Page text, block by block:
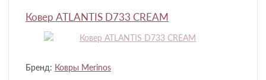
Ковер ATLANTIS D733 CREAM
Бренд: Ковры Merinos